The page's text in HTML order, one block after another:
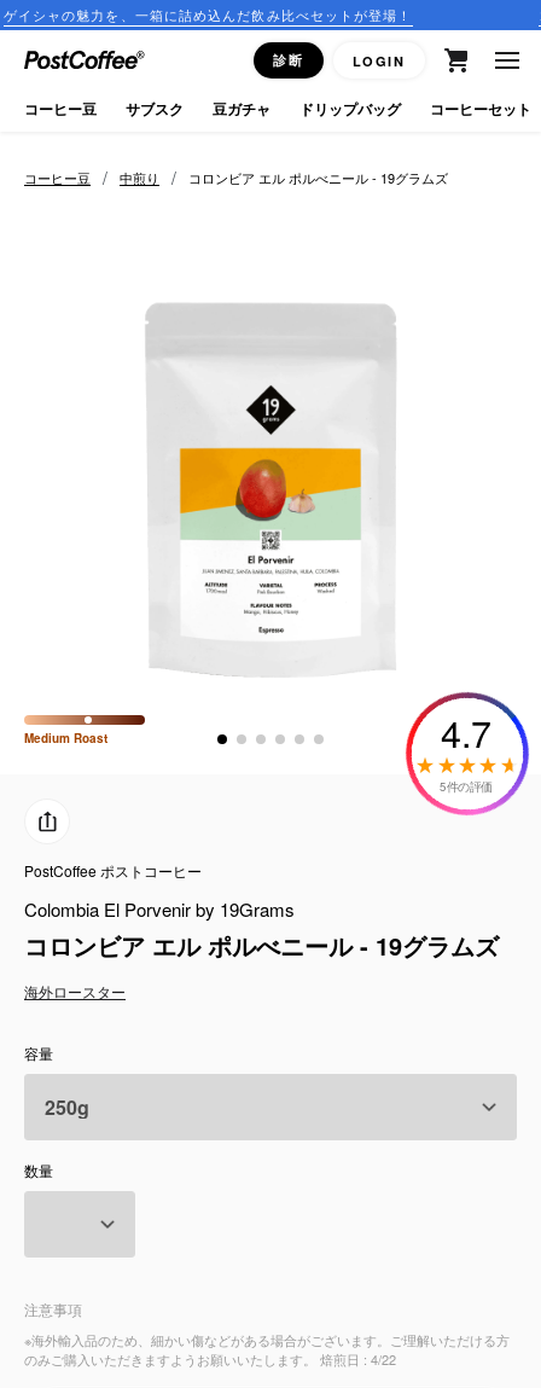
を、一箱に詰め込んだ飲み比べセットが登場！
診断 LOGIN
close
ログイン
新規会員登録
CFFBNS
ギフトセット
リキッド
特集
卸販売
コーヒーのサブスク
お知らせ
よくある質問
店舗情報
コーヒー豆 / 中煎り / コロンビア エル ポルべニール - 19グラムズ
Medium Roast 4.7
5件の評価
PostCoffee ポストコーヒー
Colombia El Porvenir by 19Grams
コロンビア エル ポルべニール - 19グラムズ
海外ロースター
容量
数量
注意事項
※海外輸入品のため、細かい傷などがある場合がございます。ご理解いただける方
のみご購入いただきますようお願いいたします。 焙煎日 : 4/22
コーヒー豆 サブスク 豆ガチャ ドリップバッグ コーヒーセット